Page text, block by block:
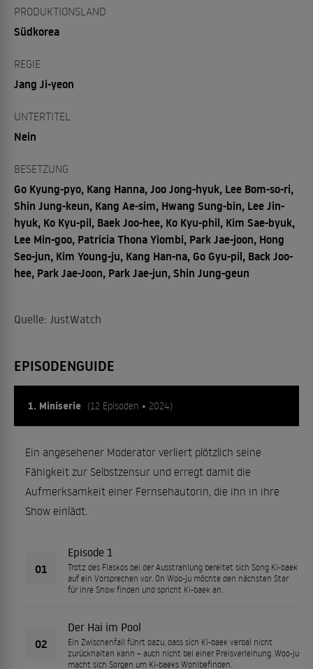
PRODUKTIONSLAND
Südkorea
REGIE
Jang Ji-yeon
UNTERTITEL
Nein
BESETZUNG
Go Kyung-pyo, Kang Hanna, Joo Jong-hyuk, Lee Bom-so-ri,
Shin Jung-keun, Kang Ae-sim, Hwang Sung-bin, Lee Jin-
hyuk, Ko Kyu-pil, Baek Joo-hee, Ko Kyu-phil, Kim Sae-byuk,
Lee Min-goo, Patricia Thona Yiombi, Park Jae-joon, Hong
Seo-jun, Kim Young-ju, Kang Han-na, Go Gyu-pil, Back Joo-
hee, Park Jae-Joon, Park Jae-jun, Shin Jung-geun
Quelle: JustWatch
EPISODENGUIDE
1. Miniserie (12 Episoden • 2024)
Ein angesehener Moderator verliert plötzlich seine
Fähigkeit zur Selbstzensur und erregt damit die
Aufmerksamkeit einer Fernsehautorin, die ihn in ihre
Show einlädt.
01
Episode 1
Trotz des Fiaskos bei der Ausstrahlung bereitet sich Song Ki-baek
auf ein Vorsprechen vor. On Woo-ju möchte den nächsten Star
für ihre Show finden und spricht Ki-baek an.
02
Der Hai im Pool
Ein Zwischenfall führt dazu, dass sich Ki-baek verbal nicht
zurückhalten kann – auch nicht bei einer Preisverleihung. Woo-ju
macht sich Sorgen um Ki-baeks Wohlbefinden.